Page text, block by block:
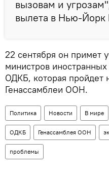
вызовам и
вылета в Нью-
22 сентября он примет
министров
ОДКБ, которая пройдет
Генассамблеи ООН.
Политика Новости В мире
ОДКБ Генассамблея ООН
проблемы